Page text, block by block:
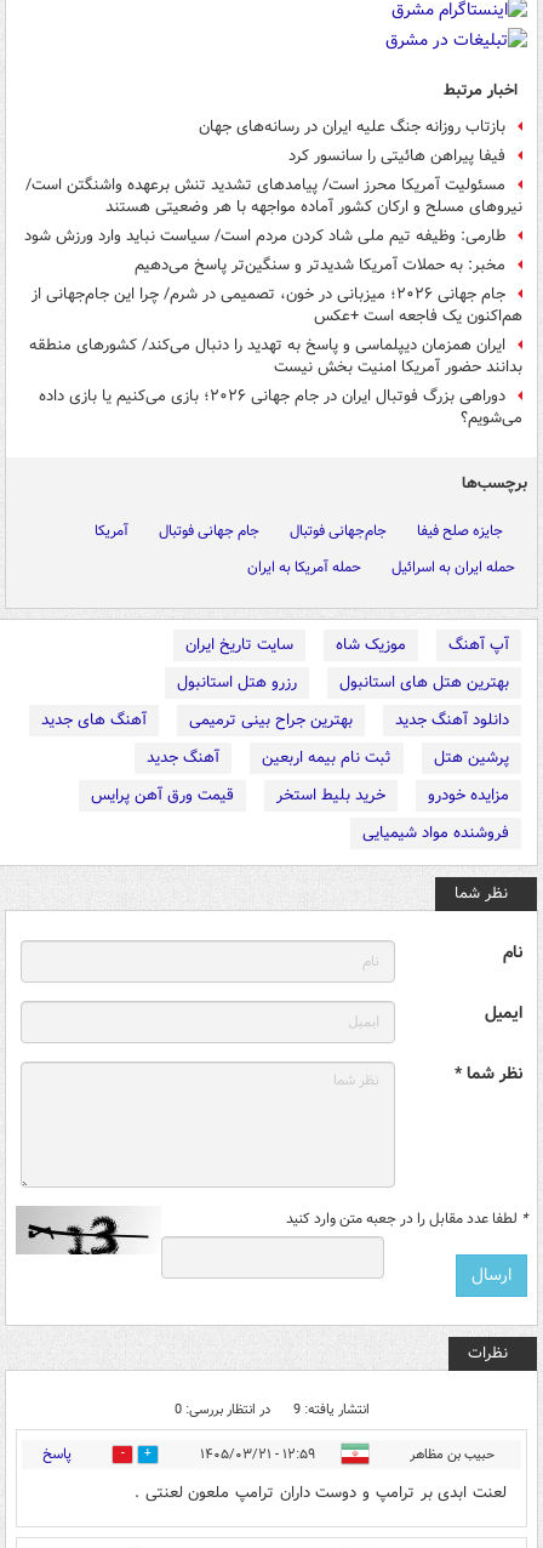
اخبار مرتبط
بازتاب روزانه جنگ علیه ایران در رسانه‌های جهان
فیفا پیراهن هائیتی را سانسور کرد
مسئولیت آمریکا محرز است/ پیامدهای تشدید تنش برعهده واشنگتن است/
نیروهای مسلح و ارکان کشور آماده مواجهه با هر وضعیتی هستند
طارمی: وظیفه تیم ملی شاد کردن مردم است/ سیاست نباید وارد ورزش شود
مخبر: به حملات آمریکا شدیدتر و سنگین‌تر پاسخ می‌دهیم
جام جهانی ۲۰۲۶؛ میزبانی در خون، تصمیمی در شرم/ چرا این جام‌جهانی از
هم‌اکنون یک فاجعه است +عکس
ایران همزمان دیپلماسی و پاسخ به تهدید را دنبال می‌کند/ کشورهای منطقه
بدانند حضور آمریکا امنیت بخش نیست
دوراهی بزرگ فوتبال ایران در جام جهانی ۲۰۲۶؛ بازی می‌کنیم یا بازی داده
می‌شویم؟
برچسب‌ها
جایزه صلح فیفا جام‌جهانی فوتبال جام جهانی فوتبال
آمریکا
حمله ایران به اسرائیل
حمله آمریکا به ایران
آپ آهنگ موزیک شاه
سایت تاریخ ایران
بهترین هتل های استانبول
رزرو هتل استانبول
دانلود آهنگ جدید
بهترین جراح بینی ترمیمی
آهنگ های جدید
پرشین هتل
ثبت نام بیمه اربعین
آهنگ جدید
مزایده خودرو
خرید بلیط استخر
قیمت ورق آهن پرایس
فروشنده مواد شیمیایی
نظر شما
نام
ایمیل
نظر شما *
* لطفا عدد مقابل را در جعبه متن وارد کنید
نظرات
انتشار یافته: 9 در انتظار بررسی: 0
حبیب بن مظاهر ۱۲:۵۹ - ۱۴۰۵/۰۳/۲۱ 1 پاسخ
لعنت ابدی بر ترامپ و دوست داران ترامپ ملعون لعنتی .